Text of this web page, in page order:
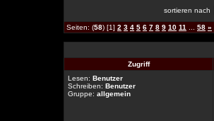
sortieren nach
Seiten: (58) [1] 2 3 4 5 6 7 8 9 10 11 58 »
Zugriff
Lesen: Benutzer
Schreiben: Benutzer
Gruppe: allgemein